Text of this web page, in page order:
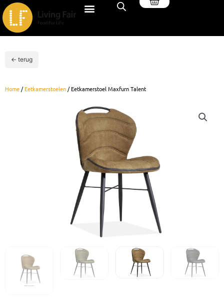
Ga
naar
de
inhoud
← terug
Home /Eetkamerstoelen / Eetkamerstoel Maxfurn Talent